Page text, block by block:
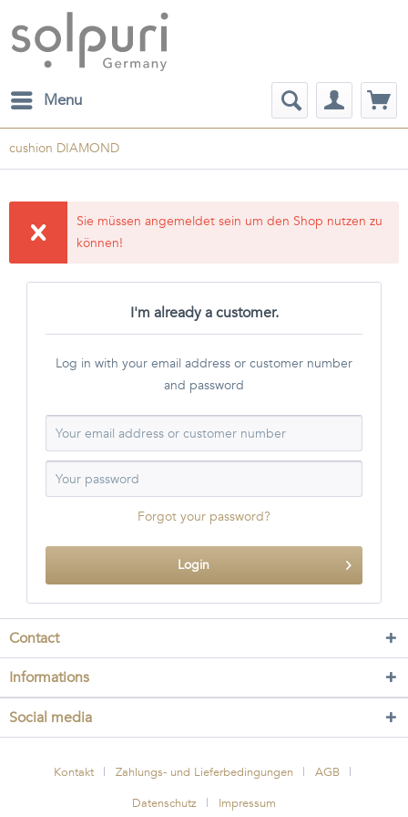
Menu
cushion DIAMOND
Sie müssen angemeldet sein um den Shop nutzen zu
können!
I'm already a customer.
Log in with your email address or customer number
and password
Forgot your password?
Login
Contact
Informations
Social media
Kontakt Zahlungs- und Lieferbedingungen
AGB
Datenschutz
Impressum